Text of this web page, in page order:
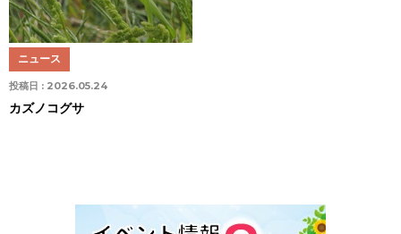
投稿日 : 2026.05.24
ニュース
カズノコグサ